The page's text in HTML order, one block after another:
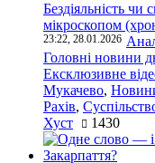
Бездіяльність чи
мікроскопом
23:22, 28.01.2026
Головні новини
Ексклюзивне
Мукачево,
Рахів,
Хуст
1430